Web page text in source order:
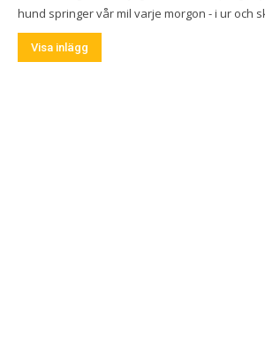
hund springer vår mil varje morgon - i ur och
Visa inlägg